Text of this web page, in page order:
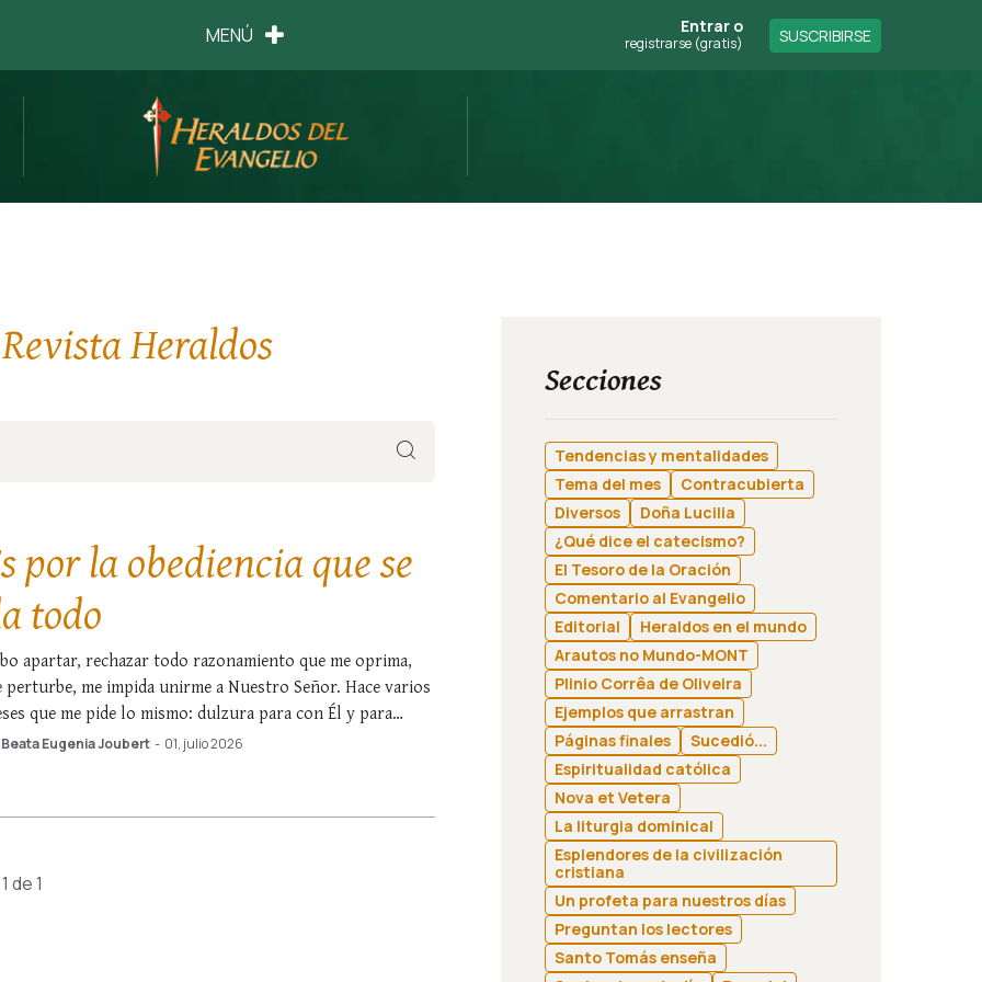
MENÚ Entrar o
registrarse (gratis) SUSCRIBIRSE
Heraldos
por la obediencia que se
todo
apartar, rechazar todo razonamiento que me oprima,
perturbe, me impida unirme a Nuestro Señor. Hace varios
que me pide lo mismo: dulzura para con Él y para
misma, confianza, apertura, alegría. Por exceso de
Beata Eugenia Joubert - 01, julio 2026
1 de 1
Secciones
Tendencias y mentalidades
Tema del mes
Contracubierta
Diversos
Doña Lucilia
¿Qué dice el catecismo?
El Tesoro de la Oración
Comentario al Evangelio
Editorial
Heraldos en el mundo
Arautos no Mundo-MONT
Plinio Corrêa de Oliveira
Ejemplos que arrastran
Páginas finales
Sucedió...
Espiritualidad católica
Nova et Vetera
La liturgia dominical
Esplendores de la civilización
cristiana
Un profeta para nuestros días
Preguntan los lectores
Santo Tomás enseña